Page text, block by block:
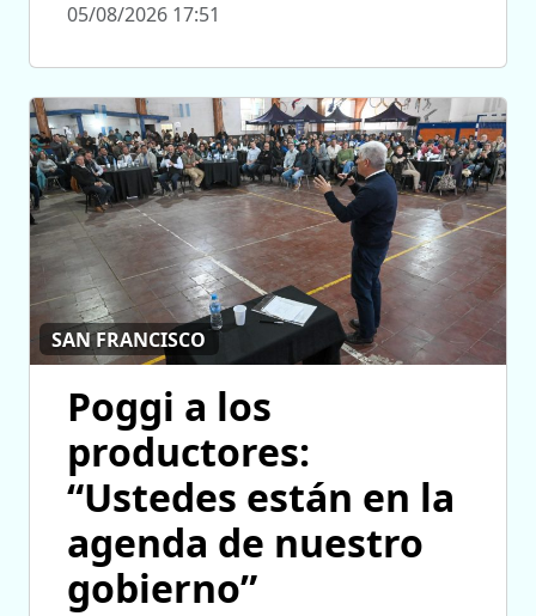
05/08/2026 17:51
SAN FRANCISCO
Poggi a los
productores:
“Ustedes están en la
agenda de nuestro
gobierno”